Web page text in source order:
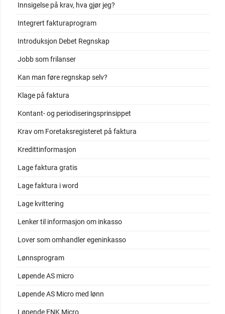
Innsigelse på krav, hva gjør jeg?
Integrert fakturaprogram
Introduksjon Debet Regnskap
Jobb som frilanser
Kan man føre regnskap selv?
Klage på faktura
Kontant- og periodiseringsprinsippet
Krav om Foretaksregisteret på faktura
Kredittinformasjon
Lage faktura gratis
Lage faktura i word
Lage kvittering
Lenker til informasjon om inkasso
Lover som omhandler egeninkasso
Lønnsprogram
Løpende AS micro
Løpende AS Micro med lønn
Løpende ENK Micro